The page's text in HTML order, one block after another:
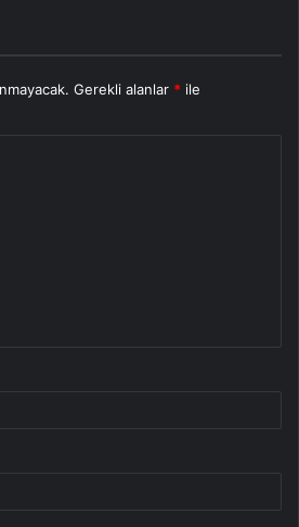
Gerekli alanlar * ile